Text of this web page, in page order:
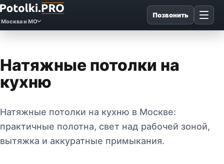
Москва и МО
Позвонить
Натяжные потолки на
кухню
Натяжные потолки на кухню в Москве:
практичные полотна, свет над рабочей зоной,
вытяжка и аккуратные примыкания.